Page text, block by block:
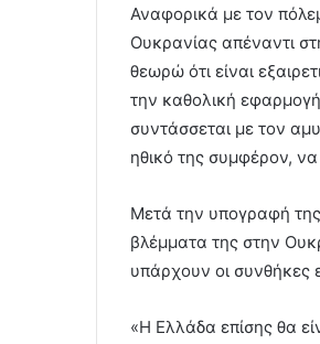
Αναφορικά με τον
Ουκρανίας απέναντι
θεωρώ ότι είναι
την καθολική
συντάσσεται με τον
ηθικό της συμφέρον,
Μετά την υπογραφή της
βλέμματα της στην
υπάρχουν οι συνθήκες
«Η Ελλάδα επίσης θα